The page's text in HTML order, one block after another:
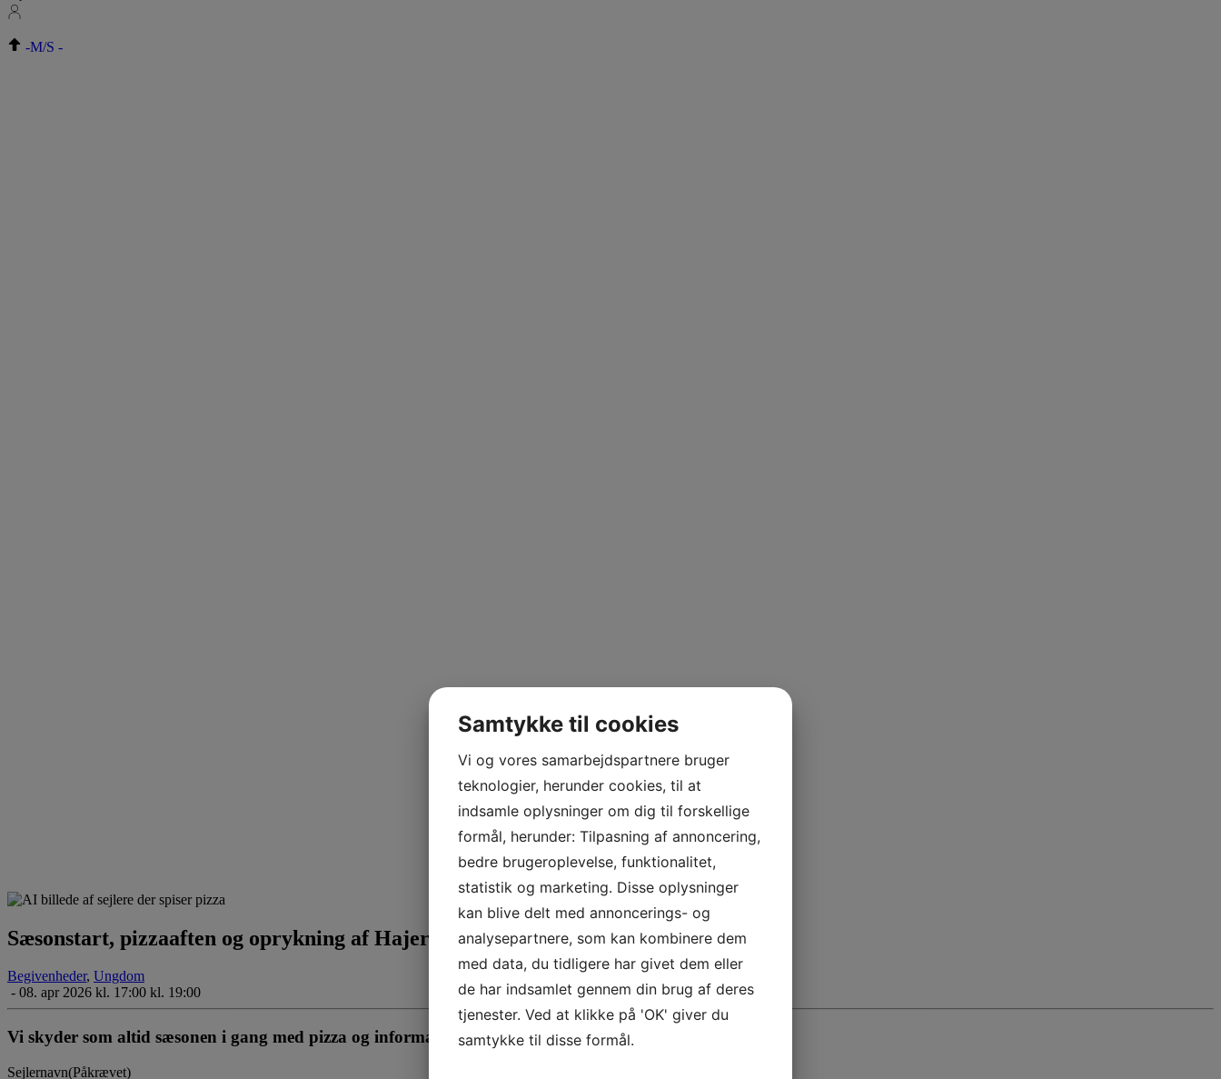
-M/S -
Sæsonstart, pizzaaften og oprykning af Hajer 2026
Begivenheder, Ungdom
- 08. apr 2026 kl. 17:00 kl. 19:00
Vi skyder som altid sæsonen i gang med pizza og informationsaften!
Sejlernavn(Påkrævet)
Samtykke til cookies
Vi og vores samarbejdspartnere bruger
teknologier, herunder cookies, til at
indsamle oplysninger om dig til forskellige
formål, herunder: Tilpasning af annoncering,
bedre brugeroplevelse, funktionalitet,
statistik og marketing. Disse oplysninger
kan blive delt med annoncerings- og
analysepartnere, som kan kombinere dem
med data, du tidligere har givet dem eller
de har indsamlet gennem din brug af deres
tjenester. Ved at klikke på 'OK' giver du
samtykke til disse formål.